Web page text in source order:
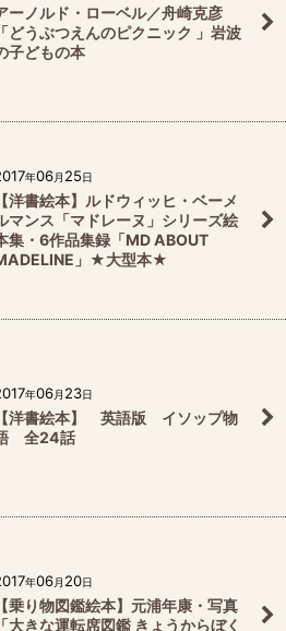
ーノルド・ローベル／舟崎克彦
「どうぶつえんのピクニック 」岩波
子どもの本
年06月 25日
【洋書絵本】ルドウィッヒ・ベーメ
マンス「マドレーヌ」シリーズ絵
集・6作品集録「MD ABOUT
」★大型本★
年06月 23日
【洋書絵本】 英語版 イソップ物
全24話
年06月 20日
【乗り物図鑑絵本】元浦年康・写真
「大きな運転席図鑑 きょうからぼく